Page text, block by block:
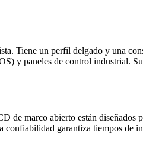
Tiene un perfil delgado y una
y paneles de control industrial.
de marco abierto están
garantiza tiempos